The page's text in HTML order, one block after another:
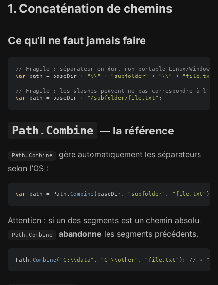
1. Concaténation de chemins
Ce qu’il ne faut jamais faire
// Fragile : séparateur en dur, non portable Linux/Windows
var
path = baseDir + "\\" + "subfolder" + "\\" + "file.txt"
// Fragile : les slashes peuvent ne pas correspondre à l'OS
var
path = baseDir + "/subfolder/file.txt" ;
Path.Combine — la référence
Path.Combine
gère automatiquement les séparateurs
selon l’OS :
var path = Path . Combine ( baseDir, "subfolder" , "file.txt" );
Attention : si un des segments est un chemin absolu,
Path.Combine abandonne les segments précédents.
Path . Combine ( "C:\\data" , "C:\\other" , "file.txt" ); // →